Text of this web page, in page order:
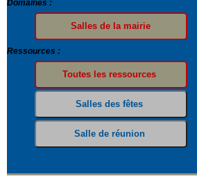
Domaines :
Ressources :